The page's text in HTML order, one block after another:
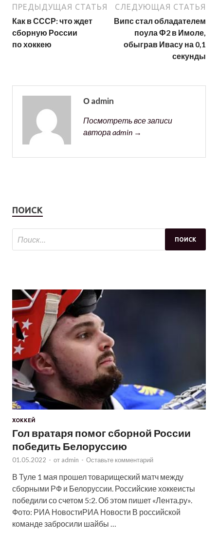
ПРЕДЫДУЩАЯ СТАТЬЯ
Как в СССР: что ждет
сборную России
по хоккею
СЛЕДУЮЩАЯ СТАТЬЯ
Випс стал обладателем
поула Ф2 в Имоле,
обыграв Ивасу на 0,1
секунды
О admin
Посмотреть все записи
автора admin →
ПОИСК
ХОККЕЙ
Гол вратаря помог сборной России
победить Белоруссию
01.05.2022 - от admin - Оставьте комментарий
В Туле 1 мая прошел товарищеский матч между
сборными РФ и Белоруссии. Российские хоккеисты
победили со счетом 5:2. Об этом пишет «Лента.ру».
Фото: РИА НовостиРИА Новости В российской
команде забросили шайбы …